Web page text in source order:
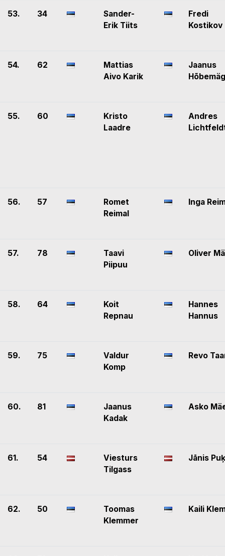
53. 34
Sander-
Erik Tiits
Fredi
Kostikov
54. 62
Mattias
Aivo Karik
Jaanus
55. 60
Kristo
Laadre
Andres
56. 57
Romet
Reimal
Inga
57. 78
Taavi
Piipuu
Oliver
58. 64
Koit
Repnau
Hannes
Hannus
59. 75
Valdur
Komp
Revo
60. 81
Jaanus
Kadak
Asko
61. 54
Viesturs
Tilgass
Jānis
62. 50
Toomas
Klemmer
Kaili